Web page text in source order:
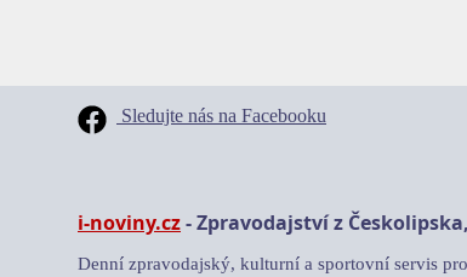
Sledujte nás na Facebooku
i-noviny.cz- Zpravodajství z
Denní zpravodajský, kulturní a sportovní servis